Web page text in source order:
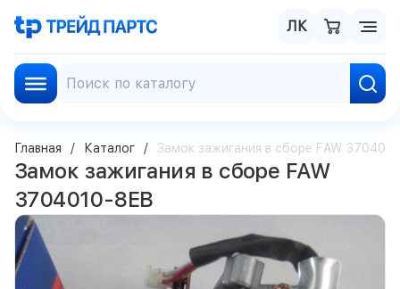
ЛК
Главная Каталог Замок зажигания в сборе FAW
Замок зажигания в сборе FAW
3704010-8EB